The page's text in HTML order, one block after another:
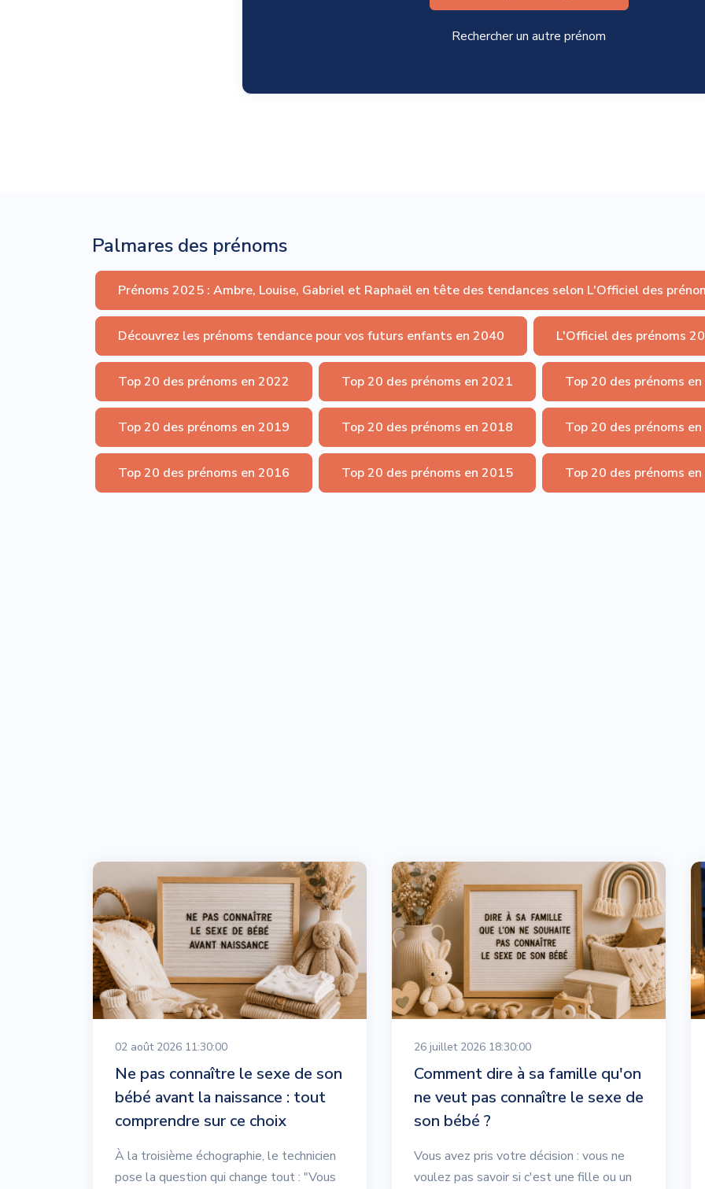
Rechercher un autre prénom
Palmares des prénoms
Prénoms 2025 : Ambre, Louise, Gabriel et Raphaël en tête des tendances selon L'Officiel des
Découvrez les prénoms tendance pour vos futurs enfants en 2040 L'Officiel des prénoms
Top 20 des prénoms en 2022 Top 20 des prénoms en 2021 Top 20 des prénoms
Top 20 des prénoms en 2019 Top 20 des prénoms en 2018 Top 20 des prénoms
Top 20 des prénoms en 2016 Top 20 des prénoms en 2015 Top 20 des prénoms
02 août 2026 11:30:00
Ne pas connaître le sexe de son
bébé avant la naissance : tout
comprendre sur ce choix
À la troisième échographie, le technicien
pose la question qui change tout : "Vous
26 juillet 2026 18:30:00
Comment dire à sa famille qu'on
ne veut pas connaître le sexe de
son bébé ?
Vous avez pris votre décision : vous ne
voulez pas savoir si c'est une fille ou un